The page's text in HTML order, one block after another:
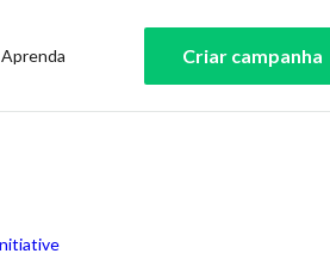
Aprenda Criar campanha